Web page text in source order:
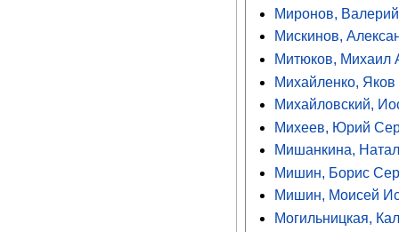
Миронов,
Мискинов,
Митюков, Михаил
Михайленко,
Михайловский,
Михеев, Юрий
Мишанкина,
Мишин, Борис
Мишин, Моисей
Могильницкая,